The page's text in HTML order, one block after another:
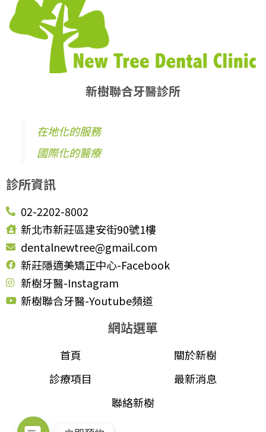
新樹聯合牙醫診所
在地化的服務
國際化的醫療
診所資訊
02-2202-8002
新北市新莊區建安街90號1樓
dentalnewtree@gmail.com
新莊隱適美矯正中心-Facebook
新樹牙醫-Instagram
新樹聯合牙醫-Youtube頻道
網站選單
首頁
關於新樹
診療項目
最新消息
聯絡新樹